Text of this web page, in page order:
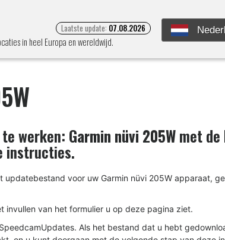
in heel Europa en wereldwijd.
Laatste update: 07.08.2026
werken: Garmin nüvi 205Wmet
instructies.
updatebestand voor uw Garmin nüvi 205W apparaat,
invullen van het formulier u op deze pagina ziet.
Als het bestand dat u hebt